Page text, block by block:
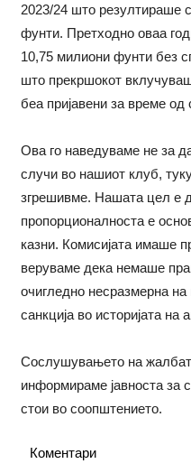
2023/24 што резултираше
фунти. Претходно оваа
10,75 милиони фунти без
што прекршокот
беа пријавени за време од
Ова го наведуваме не за
случи во нашиот клуб,
згрешивме. Нашата цел е
пропорционалноста е
казни. Комисијата имаше
веруваме дека немаше
очигледно несразмерна на
санкција во историјата на
Сослушувањето на
информираме јавноста за
стои во соопштението.
Коментари